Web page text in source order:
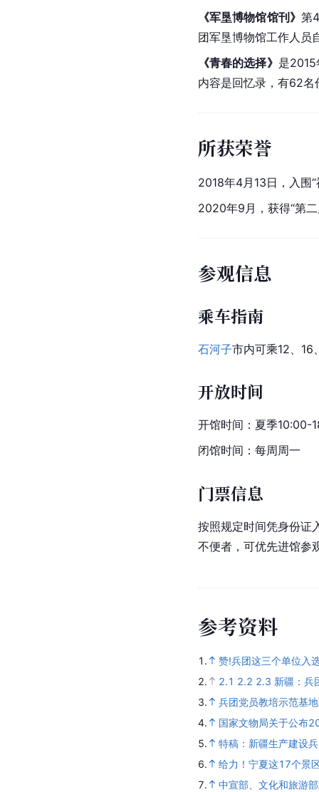
《军垦博物馆馆刊》 第
团军垦博物馆工作人员
《青春的选择》 是
内容是回忆录，有62
所获荣誉
2018年4月13日，入围
2020年9月，获得“第
参观信息
乘车指南
石河子市内可乘12、16
开放时间
开馆时间：夏季10:00-
闭馆时间：每周周一
门票信息
按照规定时间凭身份证
不便者，可优先进馆参
参考资料
1.
赞!兵团这三个单位入
2.
2.1 2.2 2.3 新疆：兵
3.
兵团党员教培示范基
4.
国家文物局关于公布
5.
特稿：新疆生产建设
6.
给力！宁夏这17个景
7.
中宣部、文化和旅游